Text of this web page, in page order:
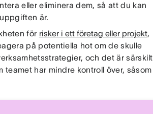
eller eliminera dem, så att du kan
är.
för risker i ett företag eller projekt,
på potentiella hot om de skulle
och det är särskilt
har mindre kontroll över, såsom